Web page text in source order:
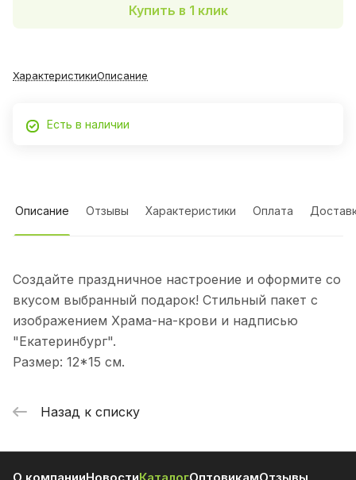
Купить в 1 клик
ХарактеристикиОписание
Есть в наличии
Описание Отзывы Характеристики Оплата
Создайте праздничное настроение и оформите со
вкусом выбранный подарок! Стильный пакет с
изображением Храма-на-крови и надписью
"Екатеринбург".
Размер: 12*15 см.
Назад к списку
О компанииНовостиКаталогОптовикамОтзывы